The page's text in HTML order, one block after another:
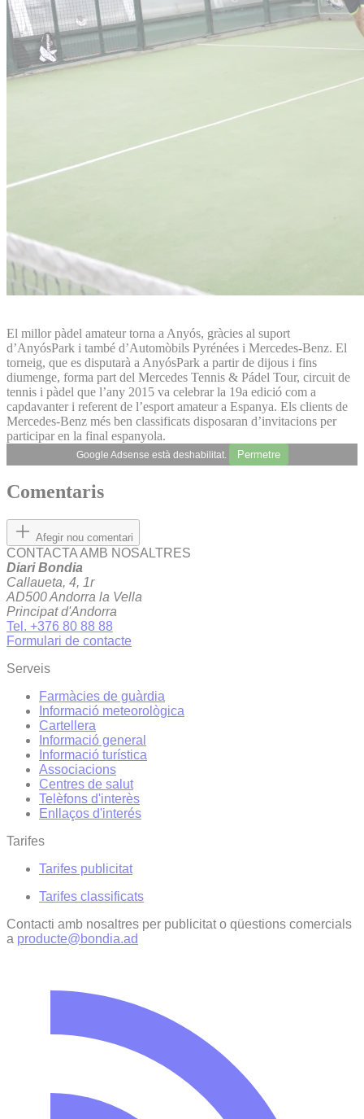
El millor pàdel amateur torna a Anyós, gràcies al suport
d’AnyósPark i també d’Automòbils Pyrénées i Mercedes-Benz. El
torneig, que es disputarà a AnyósPark a partir de dijous i fins
diumenge, forma part del Mercedes Tennis & Pádel Tour, circuit de
tennis i pàdel que l’any 2015 va celebrar la 19a edició com a
capdavanter i referent de l’esport amateur a Espanya. Els clients de
Mercedes-Benz més ben classificats disposaran d’invitacions per
participar en la final espanyola.
Google Adsense està deshabilitat. Permetre
Comentaris
Afegir nou comentari
CONTACTA AMB NOSALTRES
Diari Bondia
Callaueta, 4, 1r
AD500 Andorra la Vella
Principat d'Andorra
Tel. +376 80 88 88
Formulari de contacte
Serveis
Farmàcies de guàrdia
Informació meteorològica
Cartellera
Informació general
Informació turística
Associacions
Centres de salut
Telèfons d'interès
Enllaços d'interés
Tarifes
Tarifes publicitat
Tarifes classificats
Contacti amb nosaltres per publicitat o qüestions comercials
a producte@bondia.ad